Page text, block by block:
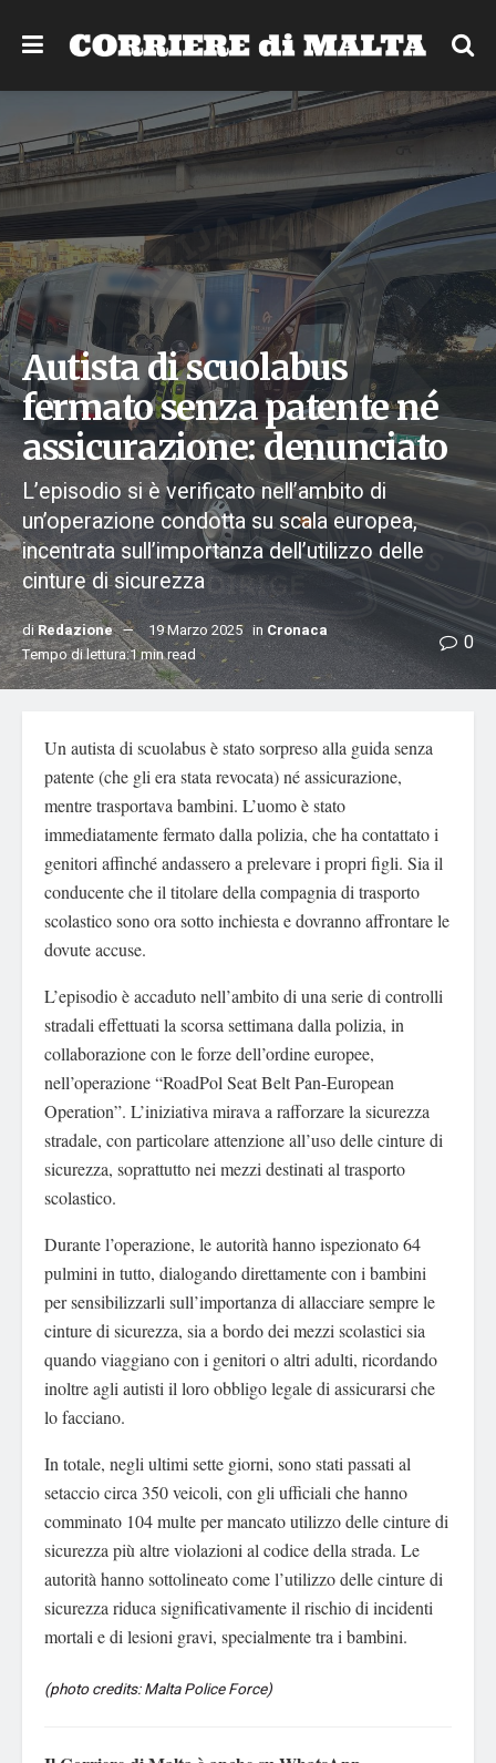
Autista di scuolabus
fermato senza patente né
assicurazione: denunciato
L’episodio si è verificato nell’ambito di
un’operazione condotta su scala europea,
incentrata sull’importanza dell’utilizzo delle
cinture di sicurezza
di Redazione 19 Marzo 2025 in Cronaca
Tempo di lettura:1 min read
0
Un autista di scuolabus è stato sorpreso alla guida senza
patente (che gli era stata revocata) né assicurazione,
mentre trasportava bambini. L’uomo è stato
immediatamente fermato dalla polizia, che ha contattato i
genitori affinché andassero a prelevare i propri figli. Sia il
conducente che il titolare della compagnia di trasporto
scolastico sono ora sotto inchiesta e dovranno affrontare le
dovute accuse.
L’episodio è accaduto nell’ambito di una serie di controlli
stradali effettuati la scorsa settimana dalla polizia, in
collaborazione con le forze dell’ordine europee,
nell’operazione “RoadPol Seat Belt Pan-European
Operation”. L’iniziativa mirava a rafforzare la sicurezza
stradale, con particolare attenzione all’uso delle cinture di
sicurezza, soprattutto nei mezzi destinati al trasporto
scolastico.
Durante l’operazione, le autorità hanno ispezionato 64
pulmini in tutto, dialogando direttamente con i bambini
per sensibilizzarli sull’importanza di allacciare sempre le
cinture di sicurezza, sia a bordo dei mezzi scolastici sia
quando viaggiano con i genitori o altri adulti, ricordando
inoltre agli autisti il loro obbligo legale di assicurarsi che
lo facciano.
In totale, negli ultimi sette giorni, sono stati passati al
setaccio circa 350 veicoli, con gli ufficiali che hanno
comminato 104 multe per mancato utilizzo delle cinture di
sicurezza più altre violazioni al codice della strada. Le
autorità hanno sottolineato come l’utilizzo delle cinture di
sicurezza riduca significativamente il rischio di incidenti
mortali e di lesioni gravi, specialmente tra i bambini.
(photo credits: Malta Police Force)